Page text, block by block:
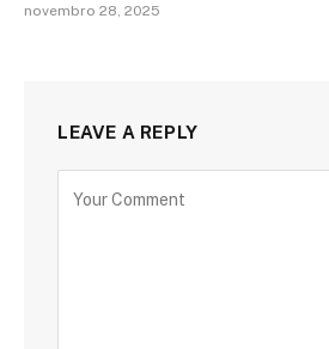
novembro 28, 2025
LEAVE A REPLY